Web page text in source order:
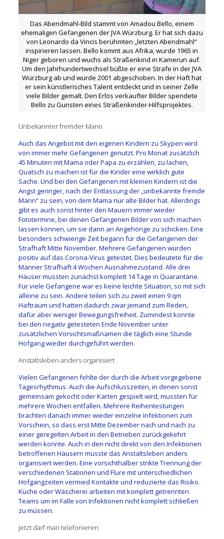
Das Abendmahl-Bild stammt von Amadou Bello, einem
ehemaligen Gefangenen der JVA Würzburg. Er hat sich dazu
von Leonardo da Vincis berühmten „letzten Abendmahl“
inspirieren lassen. Bello kommt aus Afrika, wurde 1965 in
Niger geboren und wuchs als Straßenkind in Kamerun auf.
Um den Jahrhundertwechsel büßte er eine Strafe in der JVA
Würzburg ab und wurde 2001 abgeschoben. In der Haft hat
er sein künstlerisches Talent entdeckt und in seiner Zelle
viele Bilder gemalt. Den Erlös verkaufter Bilder spendete
Bello zu Gunsten eines Straßenkinder-Hilfsprojektes.
Unbekannter fremder Mann
Auch das Angebot mit den eigenen Kindern zu Skypen wird
von immer mehr Gefangenen genutzt. Pro Monat zusätzlich
45 Minuten mit Mama oder Papa zu erzählen, zu lachen,
Quatsch zu machen ist für die Kinder eine wirklich gute
Sache. Und bei den Gefangenen mit kleinen Kindern ist die
Angst geringer, nach der Entlassung der „unbekannte fremde
Mann“ zu sein, von dem Mama nur alte Bilder hat. Allerdings
gibt es auch sonst hinter den Mauern immer wieder
Fototermine, bei denen Gefangenen Bilder von sich machen
lassen können, um sie dann an Angehörige zu schicken. Eine
besonders schwierige Zeit begann für die Gefangenen der
Strafhaft Mitte November. Mehrere Gefangenen wurden
positiv auf das Corona-Virus getestet. Dies bedeutete für die
Männer Strafhaft 4 Wochen Ausnahmezustand. Alle drei
Häuser mussten zunächst komplett 14 Tage in Quarantäne.
Für viele Gefangene war es keine leichte Situation, so mit sich
alleine zu sein. Andere teilen sich zu zweit einen 9 qm
Haftraum und hatten dadurch zwar jemand zum Reden,
dafür aber weniger Bewegungsfreiheit. Zumindest konnte
bei den negativ getesteten Ende November unter
zusätzlichen Vorsichtsmaßnamen die täglich eine Stunde
Hofgang wieder durchgeführt werden.
Anstaltsleben anders organisiert
Vielen Gefangenen fehlte der durch die Arbeit vorgegebene
Tagesrhythmus. Auch die Aufschlusszeiten, in denen sonst
gemeinsam gekocht oder Karten gespielt wird, mussten für
mehrere Wochen entfallen. Mehrere Reihentestungen
brachten danach immer wieder einzelne Infektionen zum
Vorschein, so dass erst Mitte Dezember nach und nach zu
einer geregelten Arbeit in den Betrieben zurückgekehrt
werden konnte. Auch in den nicht direkt von den Infektionen
betroffenen Häusern musste das Anstaltsleben anders
organisiert werden. Eine vorsichthalber strikte Trennung der
verschiedenen Stationen und Flure mit unterschiedlichen
Hofgangzeiten vermied Kontakte und reduzierte das Risiko.
Küche oder Wäscherei arbeiten mit komplett getrennten
Teams um im Falle von Infektionen nicht komplett schließen
zu müssen.
Jetzt darf man telefonieren